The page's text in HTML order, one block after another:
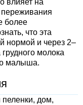
влияет на
более
что эта
нормой и через 2–
молока
малыша.
дом,